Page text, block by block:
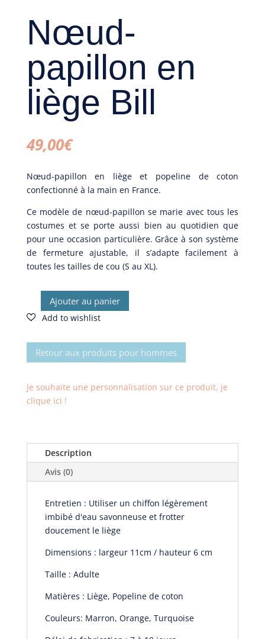
Nœud-
papillon en
liège Bill
49,00€
Nœud-papillon en liège et popeline de coton
confectionné à la main en France.
Ce modèle de nœud-papillon se marie avec tous les
costumes et se porte aussi bien au quotidien que
pour une occasion particulière. Grâce à son système
de fermeture ajustable, il s’adapte facilement à
toutes les tailles de cou (S au XL).
quantité
de
papillon
en
Bill
Ajouter au panier
Retour aux produits pour hommes
Je souhaite une personnalisation sur ce produit, je
clique ici !
Description
Avis (0)
Entretien : Utiliser un chiffon légèrement
imbibé d'eau savonneuse et frotter
doucement le liège
Dimensions : largeur 11cm / hauteur 6 cm
Taille : Adulte
Matières : Liège, Popeline de coton
Couleurs: Marron, Orange, Turquoise